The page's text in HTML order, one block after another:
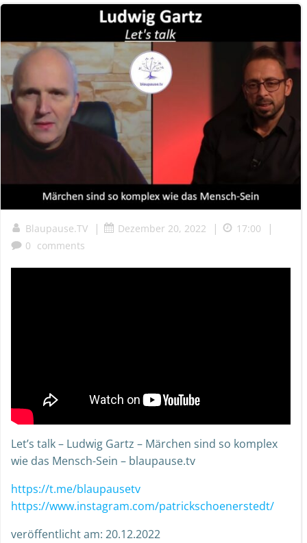
Blaupause.TV | Dezember 20, 2022 | 17:00 |
0 comments
Let’s talk – Ludwig Gartz – Märchen sind so komplex
wie das Mensch-Sein – blaupause.tv
https://t.me/blaupausetv
https://www.instagram.com/patrickschoenerstedt/
veröffentlicht am: 20.12.2022